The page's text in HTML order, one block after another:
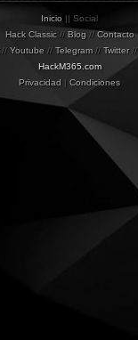
Inicio || Social
Hack Classic// Blog// Contacto
// Youtube // Telegram// Twitter//
HackM365.com
Privacidad | Condiciones